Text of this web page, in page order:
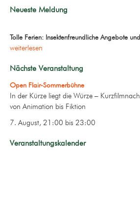
Neueste Meldung
Tolle Ferien: Insektenfreundliche Angebote
weiterlesen
Nächste Veranstaltung
Open Flair-Sommerbühne
In der Kürze liegt die Würze –
von Animation bis Fiktion
7. August, 21:00 bis 23:00
Veranstaltungskalender